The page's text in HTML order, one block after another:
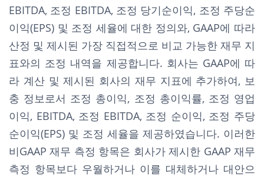
EBITDA, 조정 EBITDA, 조정 당기순이익, 조정 주당순
이익(EPS) 및 조정 세율에 대한 정의와, GAAP에 따라
산정 및 제시된 가장 직접적으로 비교 가능한 재무 지
표와의 조정 내역을 제공합니다. 회사는 GAAP에 따
라 계산 및 제시된 회사의 재무 지표에 추가하여, 보
충 정보로서 조정 총이익, 조정 총이익률, 조정 영업
이익, EBITDA, 조정 EBITDA, 조정 순이익, 조정 주당
순이익(EPS) 및 조정 세율을 제공하였습니다. 이러한
비GAAP 재무 측정 항목은 회사가 제시한 GAAP 재무
측정 항목보다 우월하거나 이를 대체하거나 대안으